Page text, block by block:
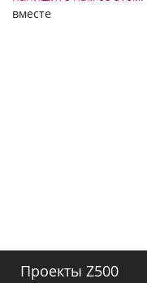
вместе
Проекты Z500